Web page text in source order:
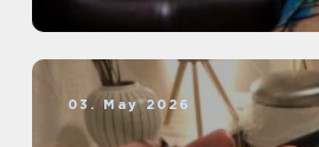
03. May 2026